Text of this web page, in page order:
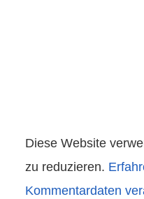
Diese Website
zu reduzieren.
Kommentardaten